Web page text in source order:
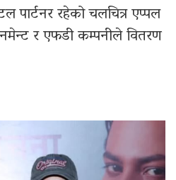
रहेको चलचित्र एप्पल
र एफडी कम्पनीले वितरण